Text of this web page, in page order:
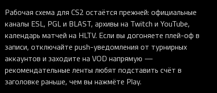
Рабочая схема для CS2 остаётся прежней: официальные
каналы ESL, PGL и BLAST, архивы на Twitch и YouTube,
календарь матчей на HLTV. Если вы догоняете плей-оф в
записи, отключайте push-уведомления от турнирных
аккаунтов и заходите на VOD напрямую —
рекомендательные ленты любят подставить счёт в
заголовке раньше, чем вы нажмёте Play.